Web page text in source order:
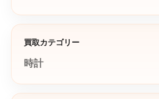
買取カテゴリー
時計